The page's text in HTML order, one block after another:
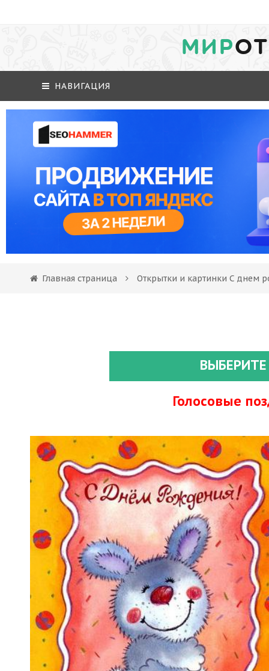
МИР
НАВИГАЦИЯ
Главная страница Открытки и картинки С днем
Голосовые